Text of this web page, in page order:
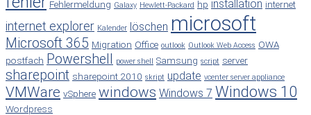
Fehlermeldung Galaxy Hewlett-Packard hp installation internet
internet explorer Kalender löschen microsoft
Microsoft 365 Migration Office outlook Outlook Web Access OWA
postfach Powershell power shell Samsung script server
sharepoint sharepoint 2010 skript update vcenter server appliance
VMWare vSphere windows Windows 7 Windows 10
Wordpress